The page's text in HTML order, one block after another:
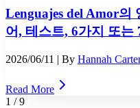
Lenguajes del Amor의
어, 테스트, 6가지 또는
2026/06/11 | By Hannah
Read More
1 /9